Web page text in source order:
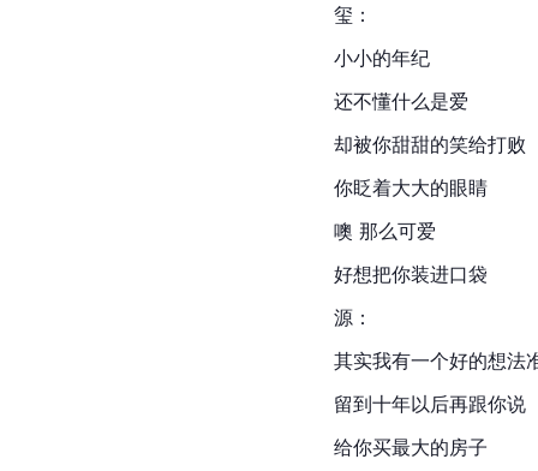
玺：
小小的年纪
还不懂什么是爱
却被你甜甜的笑给打败
你眨着大大的眼睛
噢 那么可爱
好想把你装进口袋
源：
其实我有一个好的想法
留到十年以后再跟你说
给你买最大的房子